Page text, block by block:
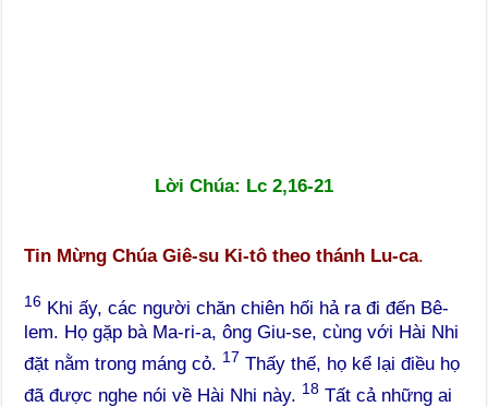
Lời Chúa: Lc 2,16-21
Tin Mừng Chúa Giê-su Ki-tô theo thánh Lu-ca.
16 Khi ấy, các người chăn chiên hối hả ra đi đến Bê-
lem. Họ gặp bà Ma-ri-a, ông Giu-se, cùng với Hài Nhi
đặt nằm trong máng cỏ. 17 Thấy thế, họ kể lại điều họ
đã được nghe nói về Hài Nhi này. 18 Tất cả những ai